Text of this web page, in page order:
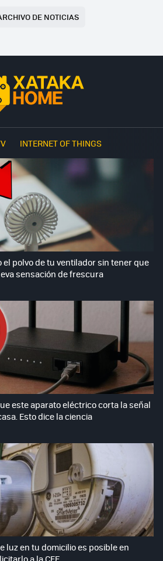
DE NOTICIAS
INTERNET OF THINGS
polvo de tu ventilador sin tener que
sensación de frescura
este aparato eléctrico corta la señal
Esto dice la ciencia
luz en tu domicilio es posible en
a la CFE